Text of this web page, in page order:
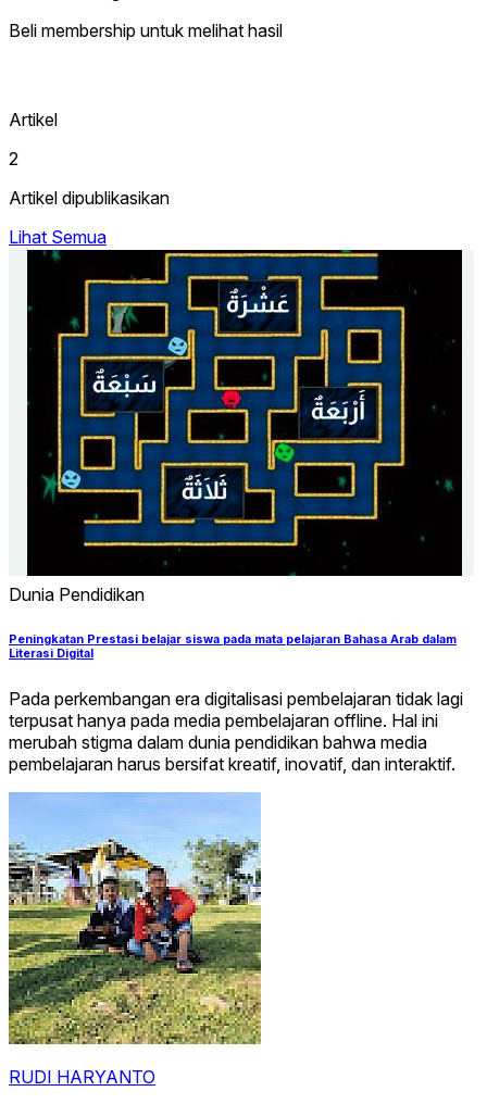
Beli membership untuk melihat hasil
Artikel
2
Artikel dipublikasikan
Lihat Semua
Dunia Pendidikan
Peningkatan Prestasi belajar siswa pada mata pelajaran Bahasa Arab dalam
Literasi Digital
Pada perkembangan era digitalisasi pembelajaran tidak lagi
terpusat hanya pada media pembelajaran offline. Hal ini
merubah stigma dalam dunia pendidikan bahwa media
pembelajaran harus bersifat kreatif, inovatif, dan interaktif.
RUDI HARYANTO